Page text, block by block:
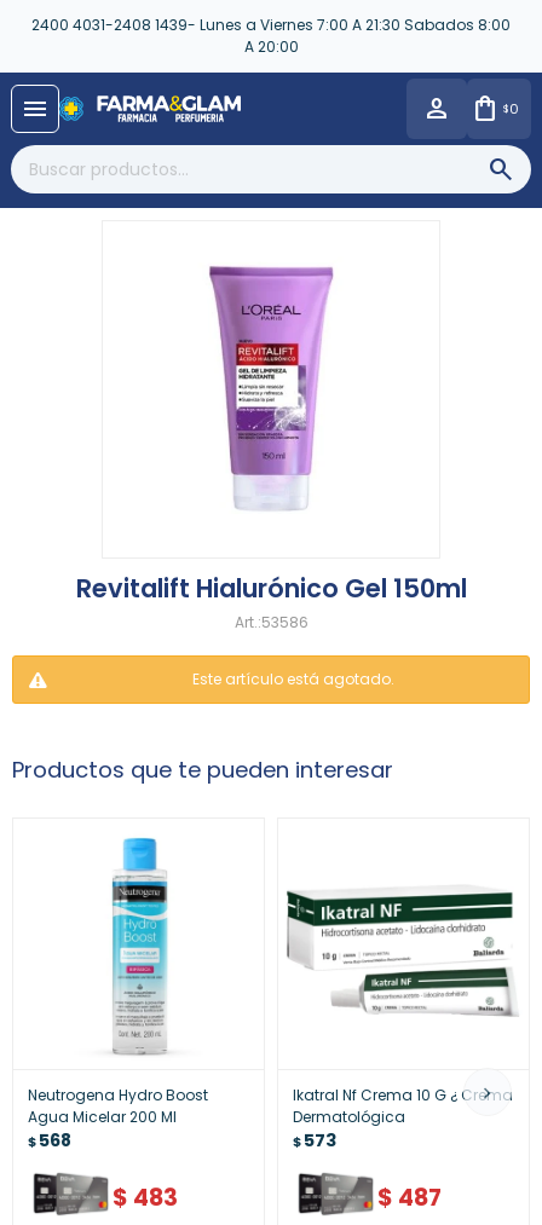
2400 4031-2408 1439- Lunes a Viernes 7:00 A 21:30 Sabados 8:00
A 20:00
menu $0
Revitalift Hialurónico Gel 150ml
53586
Este artículo está agotado.
Productos que te pueden interesar
Neutrogena Hydro Boost
Agua Micelar 200 Ml
$568
$ 483
Ikatral Nf Crema 10 G ¿ Crema
Dermatológica
$573
$ 487